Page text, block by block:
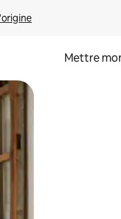
Mettre